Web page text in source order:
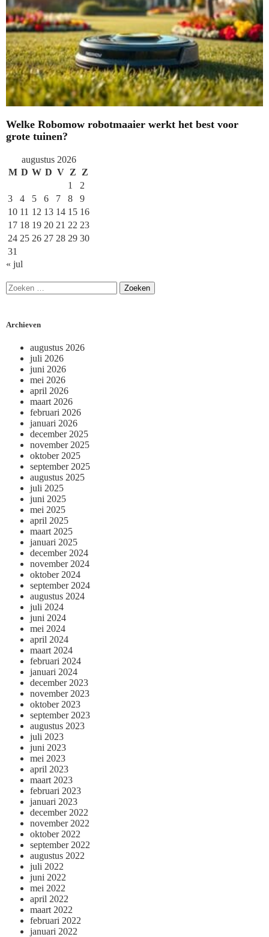
Welke Robomow robotmaaier werkt het best voor
grote tuinen?
augustus 2026
M D W D V Z
Z
1
2
3
4 5 6 7 8
9
10 11 12 13 14 15 16
17 18 19 20 21 22 23
24 25 26 27 28 29 30
31
« jul
Archieven
augustus 2026
juli 2026
juni 2026
mei 2026
april 2026
maart 2026
februari 2026
januari 2026
december 2025
november 2025
oktober 2025
september 2025
augustus 2025
juli 2025
juni 2025
mei 2025
april 2025
maart 2025
januari 2025
december 2024
november 2024
oktober 2024
september 2024
augustus 2024
juli 2024
juni 2024
mei 2024
april 2024
maart 2024
februari 2024
januari 2024
december 2023
november 2023
oktober 2023
september 2023
augustus 2023
juli 2023
juni 2023
mei 2023
april 2023
maart 2023
februari 2023
januari 2023
december 2022
november 2022
oktober 2022
september 2022
augustus 2022
juli 2022
juni 2022
mei 2022
april 2022
maart 2022
februari 2022
januari 2022